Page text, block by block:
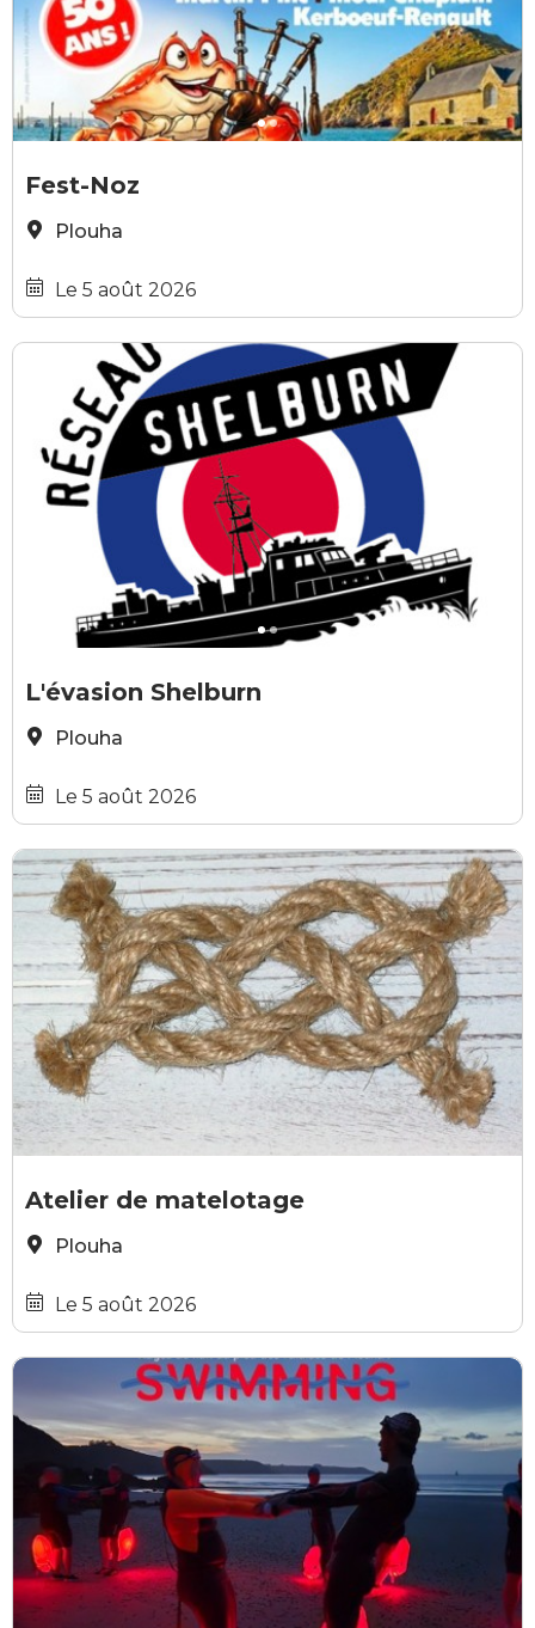
Fest-Noz
Plouha
Le 5 août 2026
Office de Tourisme Falaises d'Armor
L'évasion Shelburn
Plouha
Le 5 août 2026
Pixabay
Atelier de matelotage
Plouha
Le 5 août 2026